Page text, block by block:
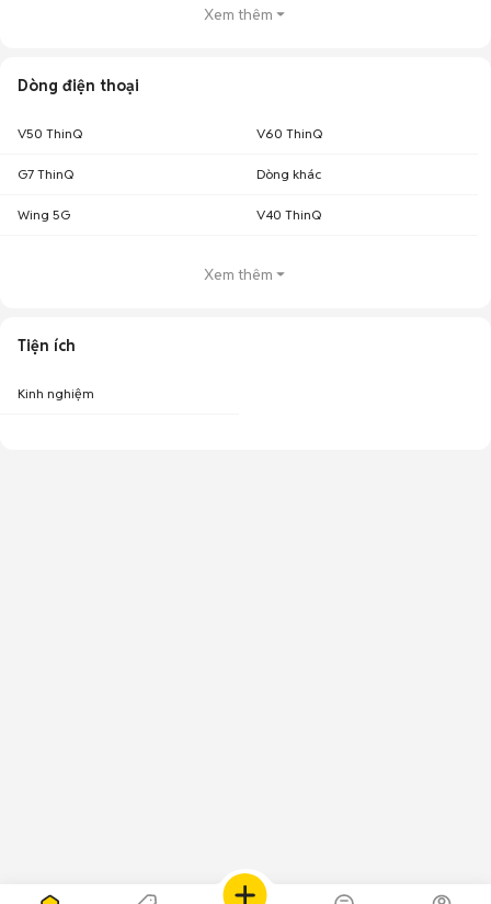
Xem thêm
Dòng điện thoại
V50 ThinQ V60 ThinQ
G7 ThinQ Dòng khác
Wing 5G V40 ThinQ
Xem thêm
Tiện ích
Kinh nghiệm